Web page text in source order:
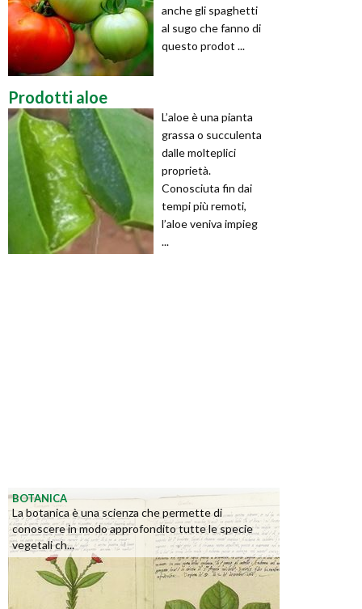
anche gli spaghetti
al sugo che fanno di
questo prodot ...
Prodotti aloe
L’aloe è una pianta
grassa o succulenta
dalle molteplici
proprietà.
Conosciuta fin dai
tempi più remoti,
l’aloe veniva impieg
...
BOTANICA
La botanica è una scienza che permette di
conoscere in modo approfondito tutte le specie
vegetali ch...